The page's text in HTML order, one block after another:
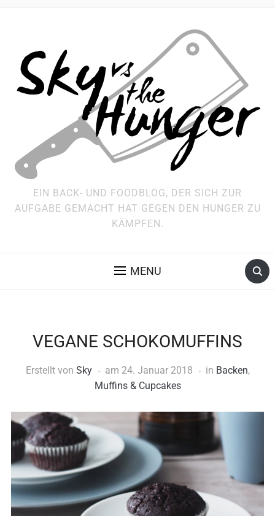
EIN BACK- UND FOODBLOG, DER SICH ZUR
AUFGABE GEMACHT HAT GEGEN DEN HUNGER ZU
KÄMPFEN.
MENU
VEGANE SCHOKOMUFFINS
Erstellt von Sky am 24. Januar 2018 in Backen,
Muffins & Cupcakes